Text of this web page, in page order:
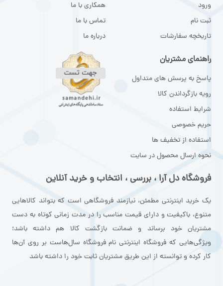
ورود
ثبت نام
تاریخچه سفارشات
همکاری با ما
تماس با ما
درباره ما
راهنمای مشتریان
پاسخ به پرسش های متداول
رویه بازگرداندن کالا
شرایط استفاده
حریم خصوصی
استفاده از تخفیف ها
نحوه ارسال محصول در سایت
فروشگاه دل آرا ، بررسی ، انتخاب و خرید آنلاین
یک خرید اینترنتی مطمئن، نیازمند فروشگاهی است که بتواند کالاهایی
متنوع، باکیفیت و دارای قیمت مناسب را در مدت زمانی کوتاه به دست
مشتریان خود برساند و ضمانت بازگشت کالا هم داشته باشد؛
ویژگی‌هایی که فروشگاه اینترنتی نام فروشگاه سال‌هاست بر روی آن‌ها
کار کرده و توانسته از این طریق مشتریان ثابت خود را داشته باشد